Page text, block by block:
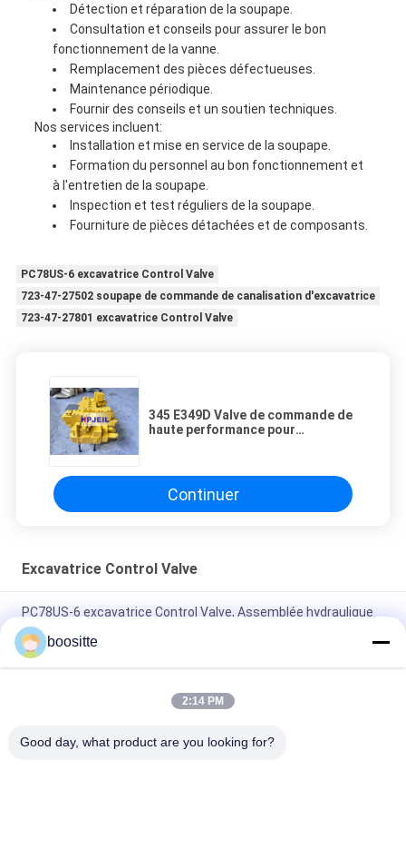
Détection et réparation de la soupape.
Consultation et conseils pour assurer le bon
fonctionnement de la vanne.
Remplacement des pièces défectueuses.
Maintenance périodique.
Fournir des conseils et un soutien techniques.
Nos services incluent:
Installation et mise en service de la soupape.
Formation du personnel au bon fonctionnement et
à l'entretien de la soupape.
Inspection et test réguliers de la soupape.
Fourniture de pièces détachées et de composants.
PC78US-6 excavatrice Control Valve
723-47-27502 soupape de commande de canalisation d'excavatrice
723-47-27801 excavatrice Control Valve
345 E349D Valve de commande de
haute performance pour
Continuer
Excavatrice Control Valve
PC78US-6 excavatrice Control Valve, Assemblée hydraulique
de soupape de commande de PC78-5 PC60-7
Excavatrice Control Valve 31N6-19110 31N6-10110 de Hyundai
KMX15RB KMX13RB
boositte
2:14 PM
Good day, what product are you looking for?